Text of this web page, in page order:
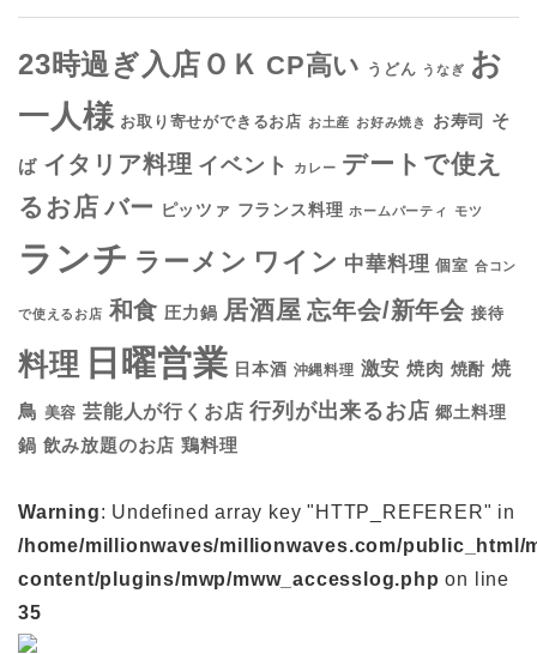
23時過ぎ入店ＯＫ CP高い うどん うなぎ お
一人様 お取り寄せができるお店 お土産 お好み焼き お寿司 そ
ば イタリア料理 イベント カレー デートで使え
るお店 バー ピッツァ フランス料理 ホームパーティ モツ
ランチ ラーメン ワイン 中華料理 個室 合コン
で使えるお店 和食 圧力鍋 居酒屋 忘年会/新年会 接待
料理 日曜営業 日本酒 沖縄料理 激安 焼肉 焼酎 焼
鳥 美容 芸能人が行くお店 行列が出来るお店 郷土料理
鍋 飲み放題のお店 鶏料理
Warning: Undefined array key "HTTP_REFERER" in
/home/millionwaves/millionwaves.com/public_html/
content/plugins/mwp/mww_accesslog.php on line
35